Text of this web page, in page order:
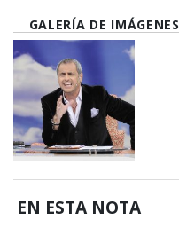
GALERÍA DE IMÁGENES
EN ESTA NOTA